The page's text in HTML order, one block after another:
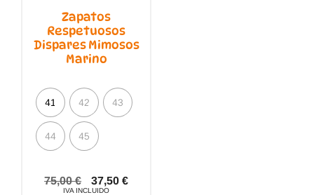
Zapatos
Respetuosos
Dispares Mimosos
Marino
41 42 43
44 45
75,00€ 37,50€
IVA INCLUIDO